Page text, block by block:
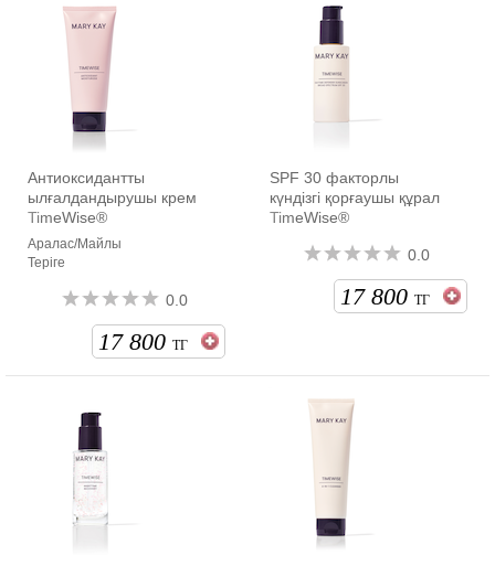
Антиоксидантты
ылғалдандырушы крем
TimeWise®
Аралас/Майлы
Теріге
0.0
17 800 ТГ
SPF 30 факторлы
күндізгі қорғаушы құрал
TimeWise®
0.0
17 800 ТГ